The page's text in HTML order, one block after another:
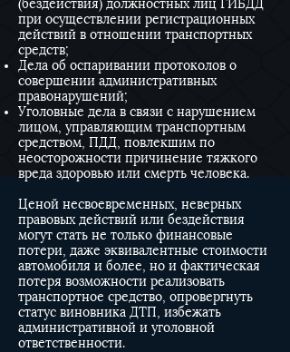
(бездействия) должностных лиц ГИБДД
при осуществлении регистрационных
действий в отношении транспортных
средств;
Дела об оспаривании протоколов о
совершении административных
правонарушений;
Уголовные дела в связи с нарушением
лицом, управляющим транспортным
средством, ПДД, повлекшим по
неосторожности причинение тяжкого
вреда здоровью или смерть человека.
Ценой несвоевременных, неверных
правовых действий или бездействия
могут стать не только финансовые
потери, даже эквивалентные стоимости
автомобиля и более, но и фактическая
потеря возможности реализовать
транспортное средство, опровергнуть
статус виновника ДТП, избежать
административной и уголовной
ответственности.